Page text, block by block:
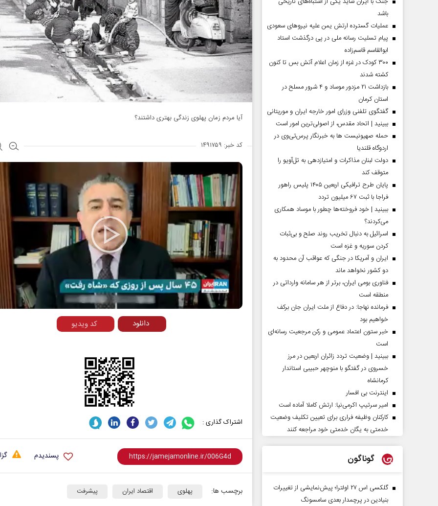
گیلان
آیا مردم زمان پهلوی زندگی بهتری داشتند؟
کد خبر: ۱۴۹۱۷۵۹
Play
Video
کد ویدیو دانلود
اشتراک گذاری :
پسندیدم
برچسب ها: پهلوی اقتصاد ایران پیشرفت
باشد
عملیات گسترده ارتش یمن علیه نیروهای سعودی
پیام تسلیت رسانه ملی در پی درگذشت استاد
ابوالقاسم قاسم‌زاده
۳۰۰ کودک در غزه از زمان اعلام آتش بس تا کنون
کشته شدند
بازداشت ۲۱ مزدور موساد و ۴ شرور مسلح در
استان کرمان
گفتگوی تلفنی وزرای امور خارجه ایران و موریتانی
ببینید | اتحاد مقدس، از اصولی‌ترین امور است
حمله صهیونیست ها به خبرنگار پرس‌تی‌وی در
اردوگاه قلندیا
دولت لبنان مذاکرات و امتیازدهی به تل‌آویو را
متوقف کند
پایان طرح ترافیکی اربعین ۱۴۰۵ پلیس راهور
فراجا با ثبت ۶۷ میلیون تردد
ببینید | خود فروخته‌ها چطور با موساد همکاری
می‌کردند؟
اسرائیل به دنبال تخریب روند صلح و بی‌ثبات
کردن سوریه و غزه است
ایران و آمریکا در جنگی که عواقب آن محدود به
دو کشور نخواهد ماند
فناوری بومی ایران، برتر از هر سامانه وارداتی در
منطقه است
فرمانده نهاجا: در دفاع از ملت ایران جان برکف
خواهیم بود
خبر ستون اعتماد عمومی و رکن مرجعیت رسانه‌ای
است
ببینید | وضعیت تردد زائران اربعین در مرز
خسروی در گفتگو با منوچهر حبیبی استاندار
کرمانشاه
اینترنت بی افسار
امیر سرتیپ اکرمی‌نیا: ارتش کاملا آماده است
کارکنان وظیفه فراری برای تعیین تکلیف وضعیت
خدمتی به یگان خدمتی خود مراجعه کنند
گوناگون
گلکسی اس ۲۷ اولترا؛ پیش‌نمایشی از تغییرات
بنیادین در پرچمدار بعدی سامسونگ